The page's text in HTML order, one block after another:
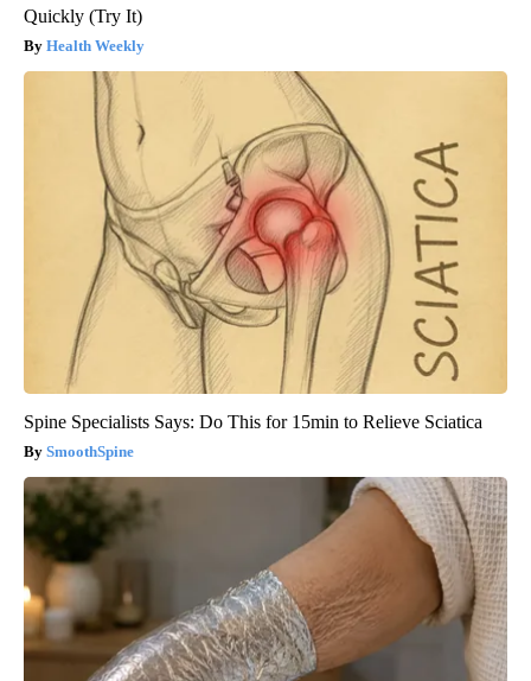
Quickly (Try It)
Health Weekly
Spine Specialists Says: Do This for 15min to Relieve Sciatica
SmoothSpine